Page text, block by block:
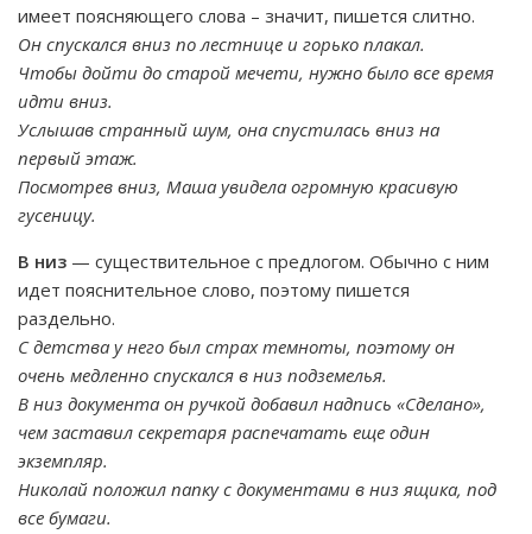
имеет поясняющего слова – значит, пишется слитно.
Он спускался вниз по лестнице и горько плакал.
Чтобы дойти до старой мечети, нужно было все время
идти вниз.
Услышав странный шум, она спустилась вниз на
первый этаж.
Посмотрев вниз, Маша увидела огромную красивую
гусеницу.
В низ — существительное с предлогом. Обычно с ним
идет пояснительное слово, поэтому пишется
раздельно.
С детства у него был страх темноты, поэтому он
очень медленно спускался в низ подземелья.
В низ документа он ручкой добавил надпись «Сделано»,
чем заставил секретаря распечатать еще один
экземпляр.
Николай положил папку с документами в низ ящика, под
все бумаги.